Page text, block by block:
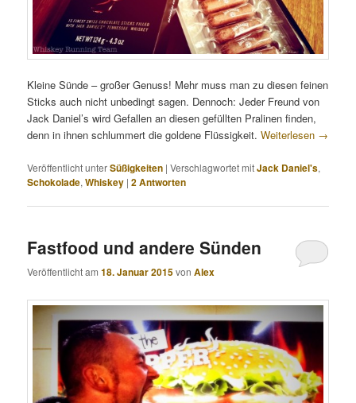
Kleine Sünde – großer Genuss! Mehr muss man zu diesen feinen
Sticks auch nicht unbedingt sagen. Dennoch: Jeder Freund von
Jack Daniel’s wird Gefallen an diesen gefüllten Pralinen finden,
denn in ihnen schlummert die goldene Flüssigkeit.Weiterlesen →
Veröffentlicht unterSüßigkeiten |Verschlagwortet mitJack Daniel's,
Schokolade,Whiskey |2Antworten
Fastfood und andere Sünden
Veröffentlicht am18. Januar 2015vonAlex